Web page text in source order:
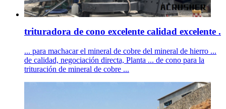
trituradora de cono excelente calidad excelente .
... para machacar el mineral de cobre del mineral de hierro ...
de calidad, negociación directa, Planta ... de cono para la
trituración de mineral de cobre ...